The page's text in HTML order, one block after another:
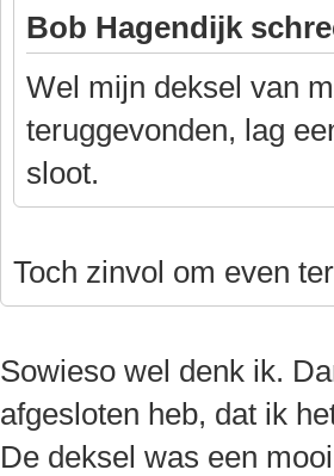
Bob Hagendijk
Wel mijn deksel van
teruggevonden, lag
sloot.
Toch zinvol om even
Sowieso wel denk ik.
afgesloten heb, dat ik
De deksel was een